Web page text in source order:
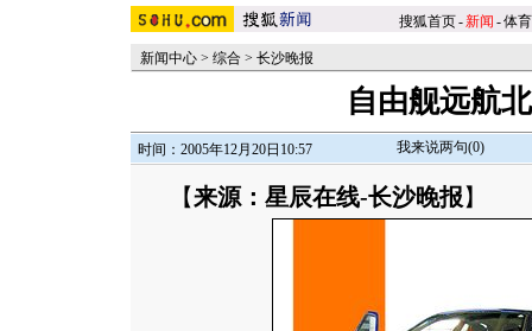
搜狐首页-新闻 -体育
新闻中心 > 综合 > 长沙晚报
自由舰远航
时间：2005年12月20日10:57 我来说两句(0)
【来源：星辰在线-长沙晚报 】